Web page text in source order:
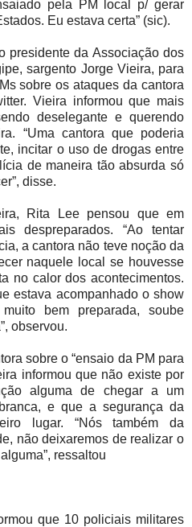
pela PM local p/ gerar
Eu estava certa” (sic).
presidente da Associação dos
sargento Jorge Vieira, para
sobre os ataques da cantora
Vieira informou que mais
deselegante e querendo
“Uma cantora que poderia
incitar o uso de drogas entre
de maneira tão absurda só
disse.
Rita Lee pensou que em
despreparados. “Ao tentar
a cantora não teve noção da
naquele local se houvesse
no calor dos acontecimentos.
estava acompanhado o show
bem preparada, soube
observou.
sobre o “ensaio da PM para
informou que não existe por
alguma de chegar a um
e que a segurança da
lugar. “Nós também da
não deixaremos de realizar o
ressaltou
que 10 policiais militares